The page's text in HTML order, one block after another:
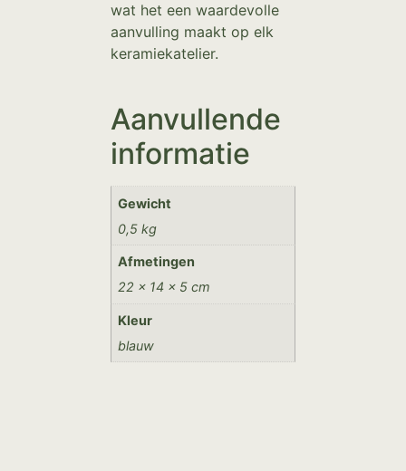
wat het een waardevolle
aanvulling maakt op elk
keramiekatelier.
Aanvullende
informatie
Gewicht
0,5 kg
Afmetingen
22 × 14 × 5 cm
Kleur
blauw